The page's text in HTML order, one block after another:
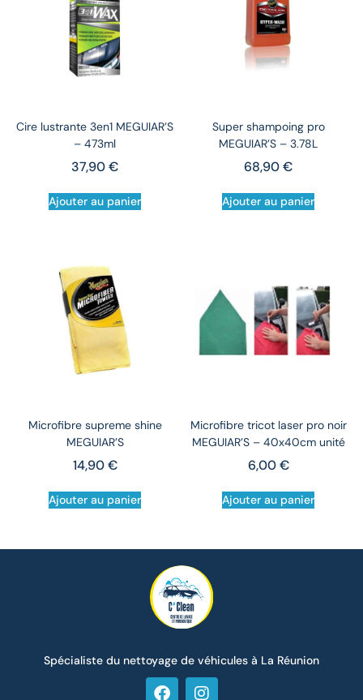
Cire lustrante 3en1 MEGUIAR’S
– 473ml
37,90€
Ajouter au panier
Super shampoing pro
MEGUIAR’S – 3.78L
68,90€
Ajouter au panier
Microfibre supreme shine
MEGUIAR’S
14,90€
Ajouter au panier
Microfibre tricot laser pro noir
MEGUIAR’S – 40x40cm unité
6,00€
Ajouter au panier
Spécialiste du nettoyage de véhicules à La Réunion